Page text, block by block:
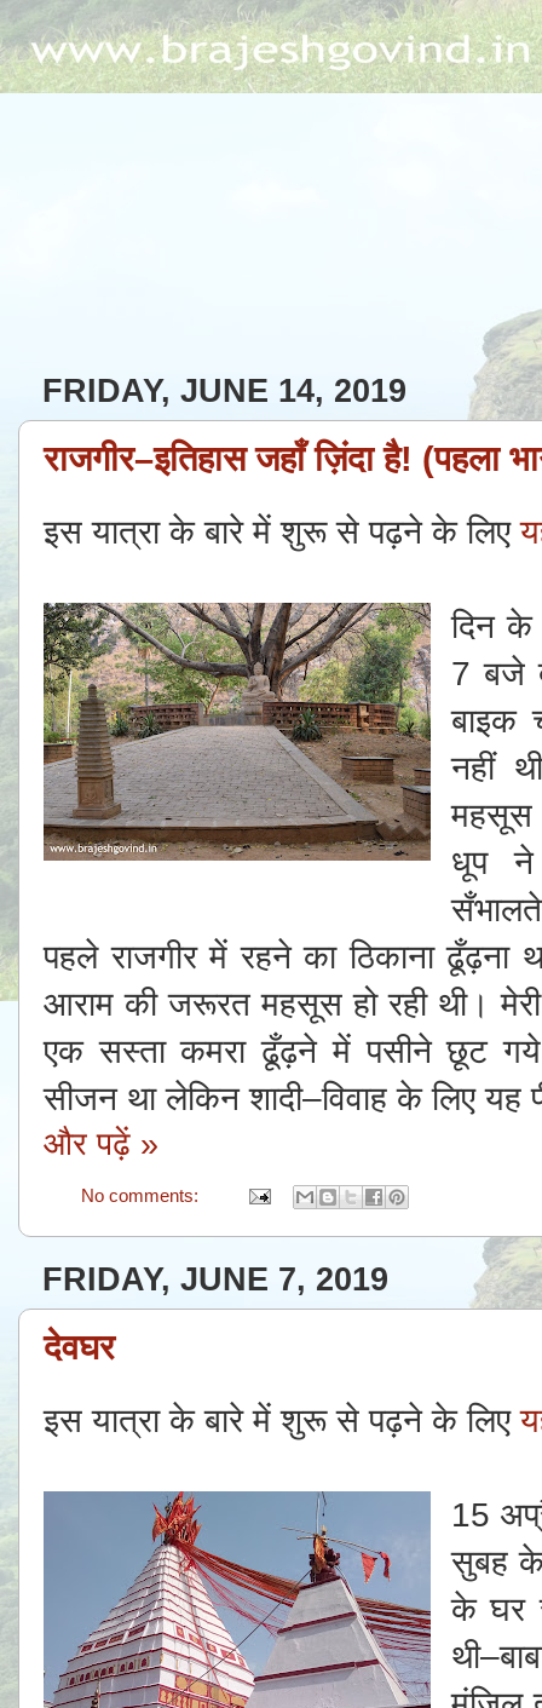
FRIDAY, JUNE 14, 2019
राजगीर–इतिहास जहाँ ज़िंदा हैǃ (पहला
इस यात्रा के बारे में शुरू से पढ़ने के लिए
दिन के
7 बजे
बाइक
नहीं
महसूस
धूप ने
पहले राजगीर में रहने का ठिकाना ढूँढ़ना
आराम की जरूरत महसूस हो रही थी।
एक सस्ता कमरा ढूँढ़ने में पसीने छूट
सीजन था लेकिन शादी–विवाह के लिए
और पढ़ें »
No comments:
FRIDAY, JUNE 7, 2019
देवघर
इस यात्रा के बारे में शुरू से पढ़ने के लिए
15
सुबह
के घर